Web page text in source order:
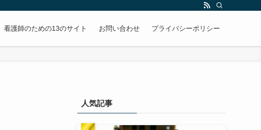
看護師のための13のサイト お問い合わせ プライバシーポリシー
人気記事